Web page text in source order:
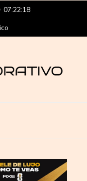
07:22:18